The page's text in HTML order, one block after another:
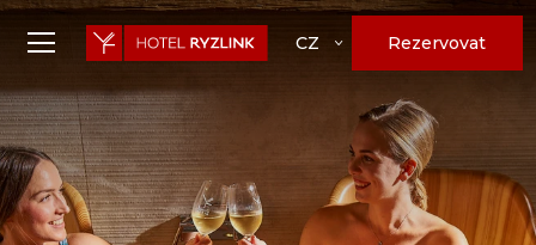
CZ Rezervovat